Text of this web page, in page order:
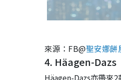
來源：FB@聖安娜
4. Häagen-Dazs